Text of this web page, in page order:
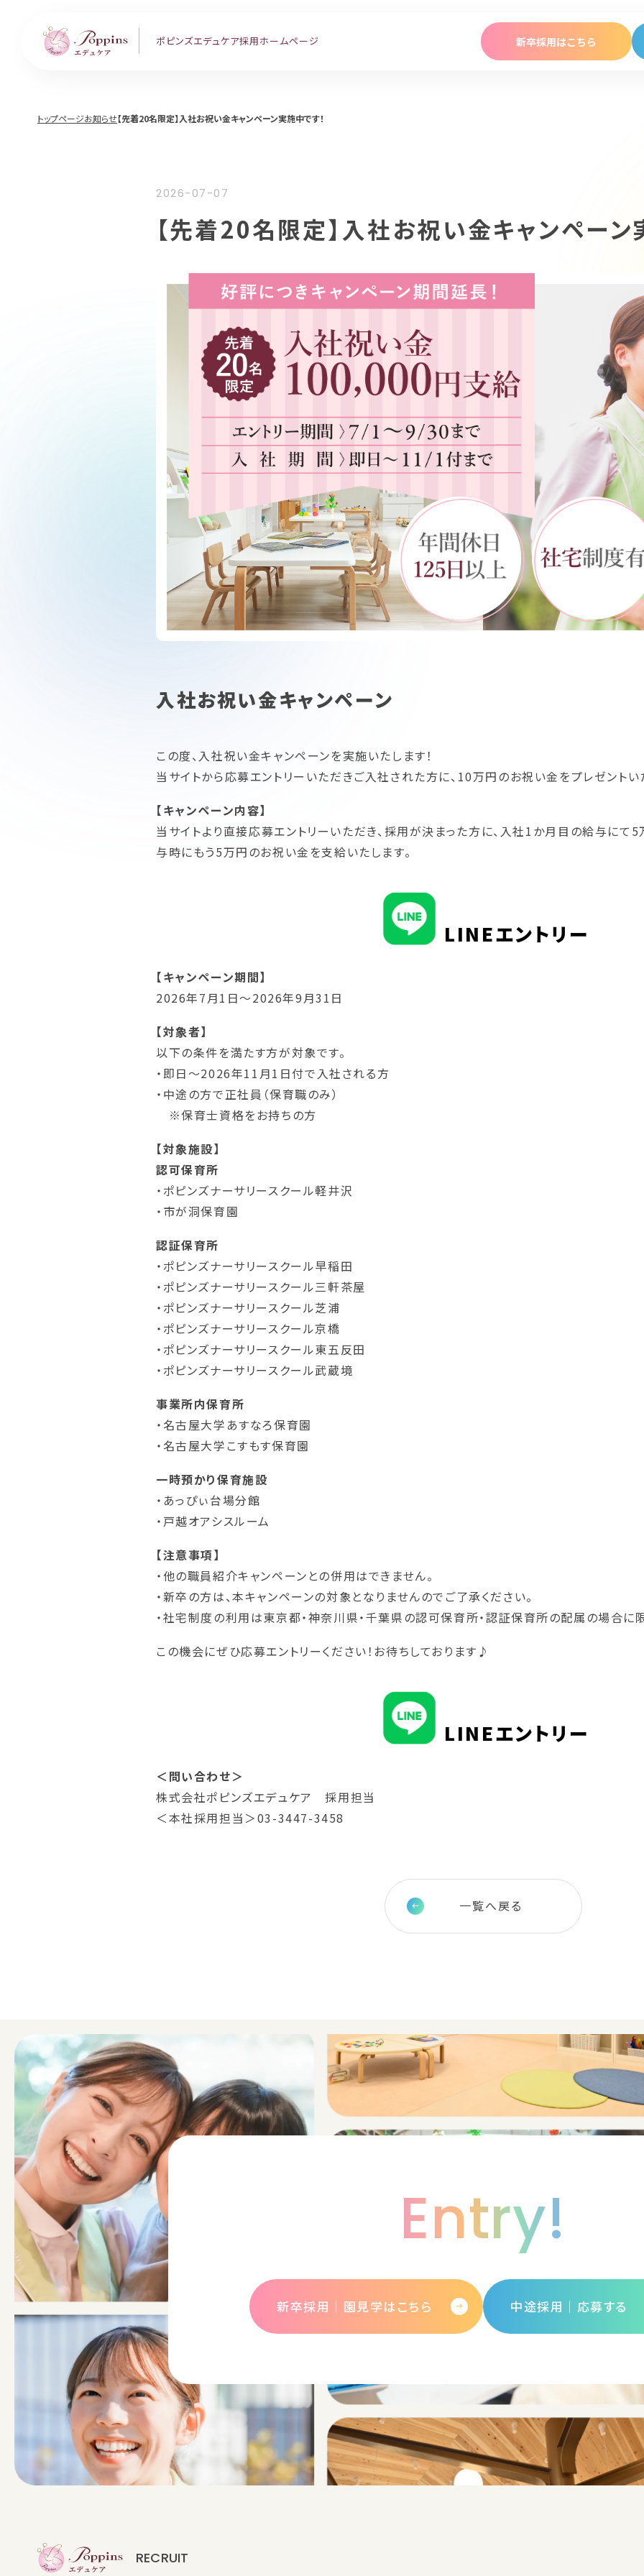
ポピンズエデュケア採用ホームページ 新卒採用はこちら
ポピンズグループについて
ポピンズエデュケアについて
働き方を見る
Topics
新着情報
イベント
Workplace
トップページお知らせ【先着20名限定】入社お祝い金キャンペーン実施中です！
2026-07-07
【先着20名限定】入社お祝い金キャンペーン
入社お祝い金キャンペーン
この度、入社祝い金キャンペーンを実施いたします！
当サイトから応募エントリーいただきご入社された方に、10万円のお祝い金をプレゼントい
【キャンペーン内容】
当サイトより直接応募エントリーいただき、採用が決まった方に、入社1か月目の給与に
与時にもう5万円のお祝い金を支給いたします。
LINEエントリー
【キャンペーン期間】
2026年7月1日～2026年9月31日
【対象者】
以下の条件を満たす方が対象です。
・即日～2026年11月1日付で入社される方
・中途の方で正社員（保育職のみ）
※保育士資格をお持ちの方
【対象施設】
認可保育所
・ポピンズナーサリースクール軽井沢
・市が洞保育園
認証保育所
・ポピンズナーサリースクール早稲田
・ポピンズナーサリースクール三軒茶屋
・ポピンズナーサリースクール芝浦
・ポピンズナーサリースクール京橋
・ポピンズナーサリースクール東五反田
・ポピンズナーサリースクール武蔵境
事業所内保育所
・名古屋大学あすなろ保育園
・名古屋大学こすもす保育園
一時預かり保育施設
・あっぴぃ台場分館
・戸越オアシスルーム
【注意事項】
・他の職員紹介キャンペーンとの併用はできません。
・新卒の方は、本キャンペーンの対象となりませんのでご了承ください。
・社宅制度の利用は東京都・神奈川県・千葉県の認可保育所・認証保育所の配属の場合に
この機会にぜひ応募エントリーください！お待ちしております♪
LINEエントリー
＜問い合わせ＞
株式会社ポピンズエデュケア 採用担当
＜本社採用担当＞03-3447-3458
一覧へ戻る
Entry!
新卒採用｜園見学はこちら 中途採用│応募する
RECRUIT